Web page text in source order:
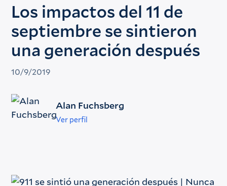
Los impactos del 11 de
septiembre se sintieron
una generación después
10/9/2019
Alan Fuchsberg
Ver perfil